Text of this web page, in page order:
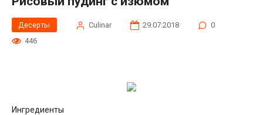
Десерты Сulinar 29.07.2018
0
446
Ингредиенты